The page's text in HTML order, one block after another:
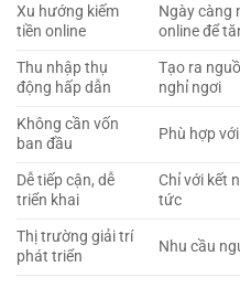
Xu hướng kiếm
tiền online
Ngày càng
online để
Thu nhập thụ
động hấp dẫn
Tạo ra
nghỉ ngơi
Không cần vốn
ban đầu
Phù hợp
Dễ tiếp cận, dễ
triển khai
Chỉ với kết
tức
Thị trường giải trí
phát triển
Nhu cầu